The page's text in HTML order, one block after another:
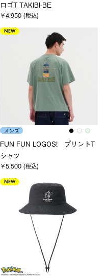
ロゴT TAKIBI-BE
￥4,950 (税込)
NEW
メンズ
FUN FUN LOGOS! プリントT
シャツ
￥5,500 (税込)
NEW